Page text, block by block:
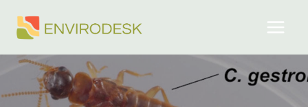
naar